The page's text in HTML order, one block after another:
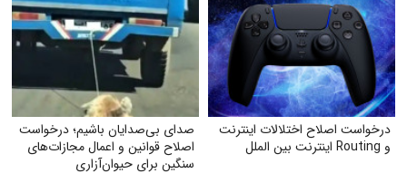
درخواست اصلاح اختلالات اینترنت
و Routing اینترنت بین الملل
صدای بی‌صدایان باشیم؛ درخواست
اصلاح قوانین و اعمال مجازات‌های
سنگین برای حیوان‌آزاری